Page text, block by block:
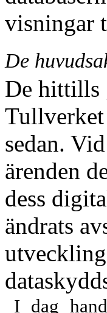
visningar
De
De hittills
sedan.
ärenden
dess
ändrats
I dag